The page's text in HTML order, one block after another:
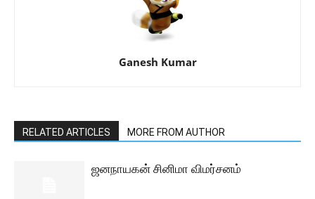
Ganesh Kumar
RELATED ARTICLES MORE FROM AUTHOR
ஜனநாயகன் சினிமா விமர்சனம்